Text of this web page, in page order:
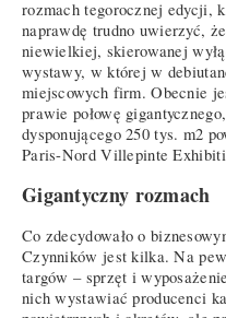
rozmach tegorocznej edycji,
naprawdę trudno uwierzyć,
niewielkiej, skierowanej
wystawy, w której w
miejscowych firm. Obecnie
prawie połowę
dysponującego 250 tys. m2
Paris-Nord Villepinte
Gigantyczny rozmach
Co zdecydowało o
Czynników jest kilka. Na
targów – sprzęt i
nich wystawiać producenci